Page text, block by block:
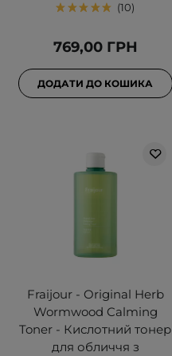
10
769,00 ГРН
ДОДАТИ ДО КОШИКА
Fraijour - Original Herb
Wormwood Calming
Toner - Кислотний тонер
для обличчя з